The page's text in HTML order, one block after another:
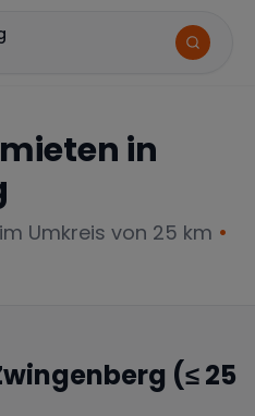
in
Umkreis von 25 km •
(≤ 25